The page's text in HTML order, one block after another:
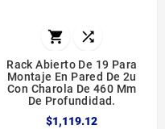
 
Rack Abierto De 19 Para
Montaje En Pared De 2u
Con Charola De 460 Mm
De Profundidad.
$1,119.12